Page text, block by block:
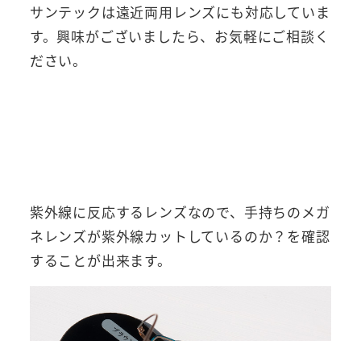
サンテックは遠近両用レンズにも対応していま
す。興味がございましたら、お気軽にご相談く
ださい。
紫外線に反応するレンズなので、手持ちのメガ
ネレンズが紫外線カットしているのか？を確認
することが出来ます。